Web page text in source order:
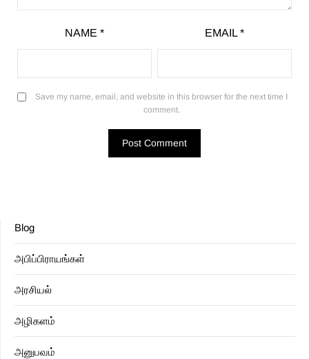
NAME * EMAIL *
Save my name, email, and website in this browser for the next time I
comment.
Blog
அபிப்பிராயங்கள்
அரசியல்
அழிகளம்
அனுபவம்